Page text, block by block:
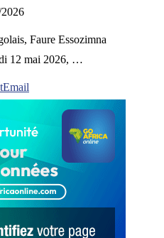
Faure Essozimna
12 mai 2026, …
Email